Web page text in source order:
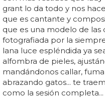
grant lo da todo y nos
que es cantante y
que es una modelo de las
fotografiada por la
lana luce espléndida ya
alfombra de pieles,
mandándonos callar,
abrazando gatos... te
como la sesión completa...